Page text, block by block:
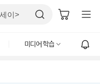
미디어 학습